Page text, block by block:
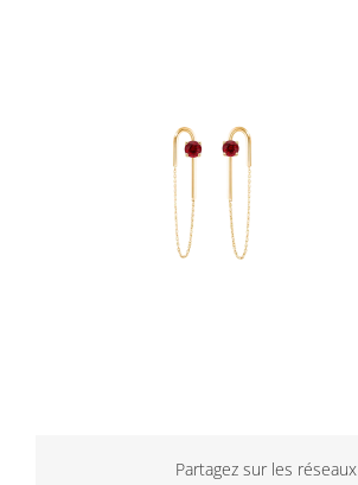
Partagez sur les réseaux